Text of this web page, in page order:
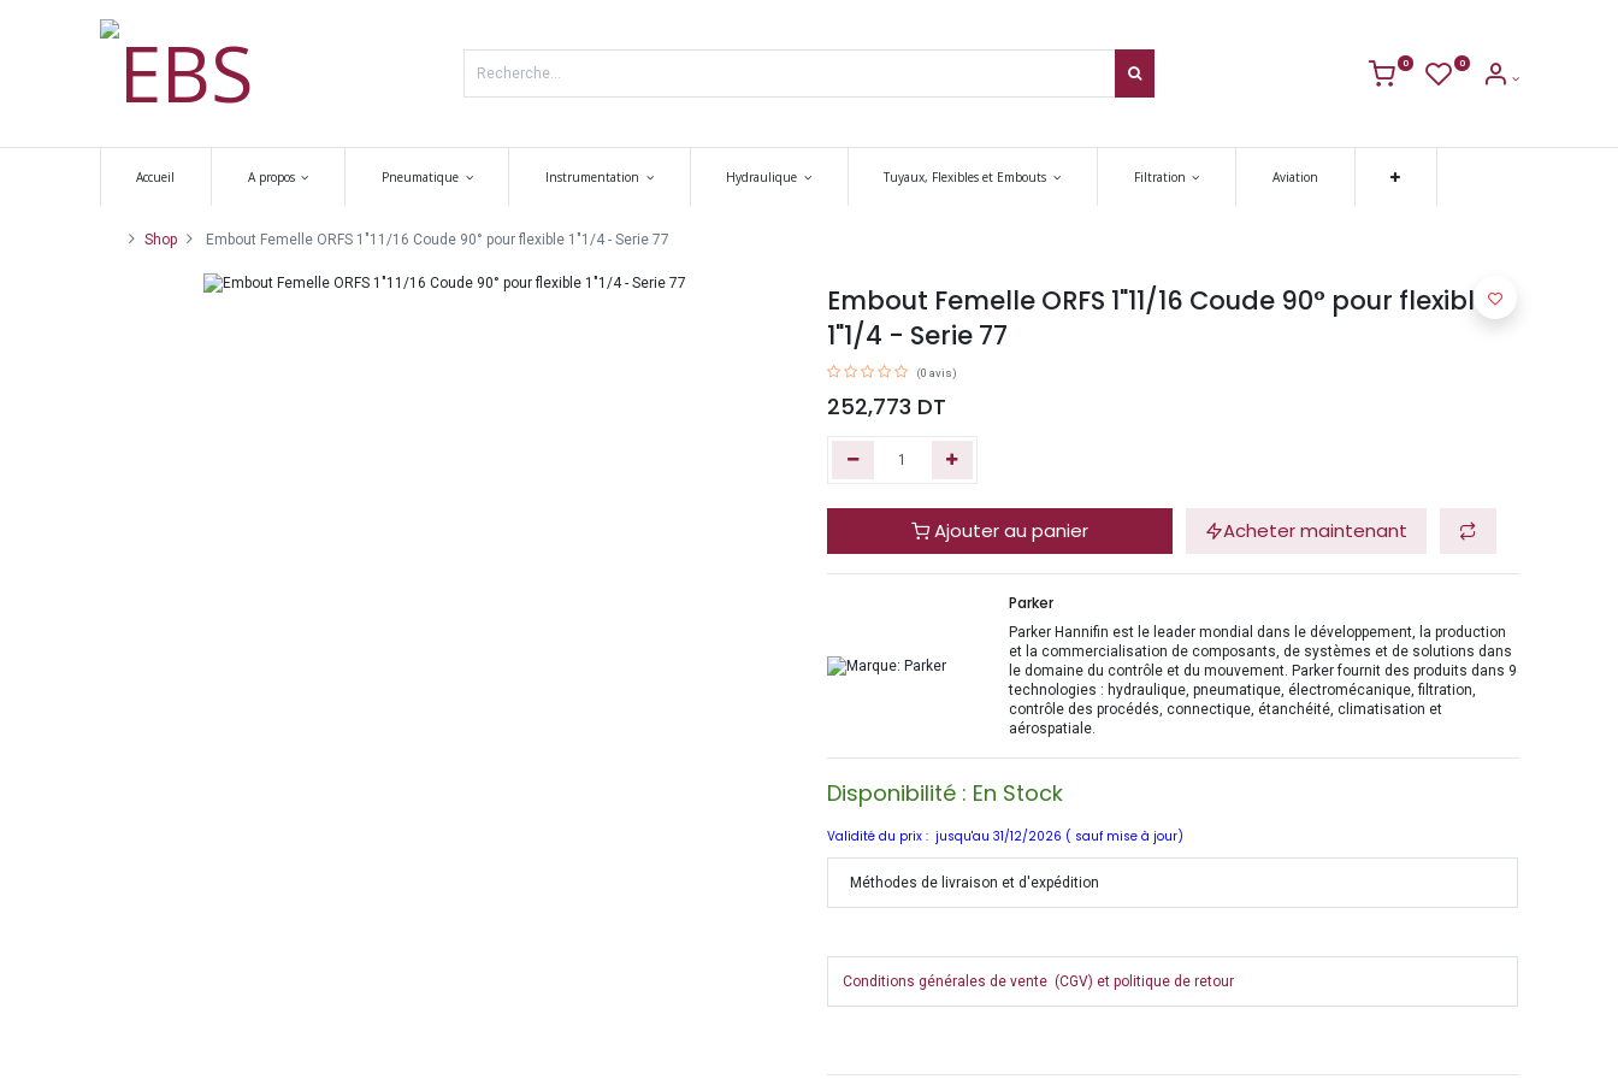
0 0
Accueil A propos Pneumatique Instrumentation Hydraulique Tuyaux, Flexibles et Embouts Filtration Aviation
Shop Embout Femelle ORFS 1"11/16 Coude 90° pour flexible 1"1/4 - Serie 77
Embout Femelle ORFS 1"11/16 Coude 90° pour flexible
1"1/4 - Serie 77
(0 avis)
252,773 DT
Ajouter au panier Acheter maintenant
Parker
Parker Hannifin est le leader mondial dans le développement, la production
et la commercialisation de composants, de systèmes et de solutions dans
le domaine du contrôle et du mouvement. Parker fournit des produits dans 9
technologies : hydraulique, pneumatique, électromécanique, filtration,
contrôle des procédés, connectique, étanchéité, climatisation et
aérospatiale.
Disponibilité : En Stock
Validité du prix : jusqu'au 31/12/2026 ( sauf mise à jour)
Méthodes de livraison et d'expédition
Conditions générales de vente (CGV) et politique de retour